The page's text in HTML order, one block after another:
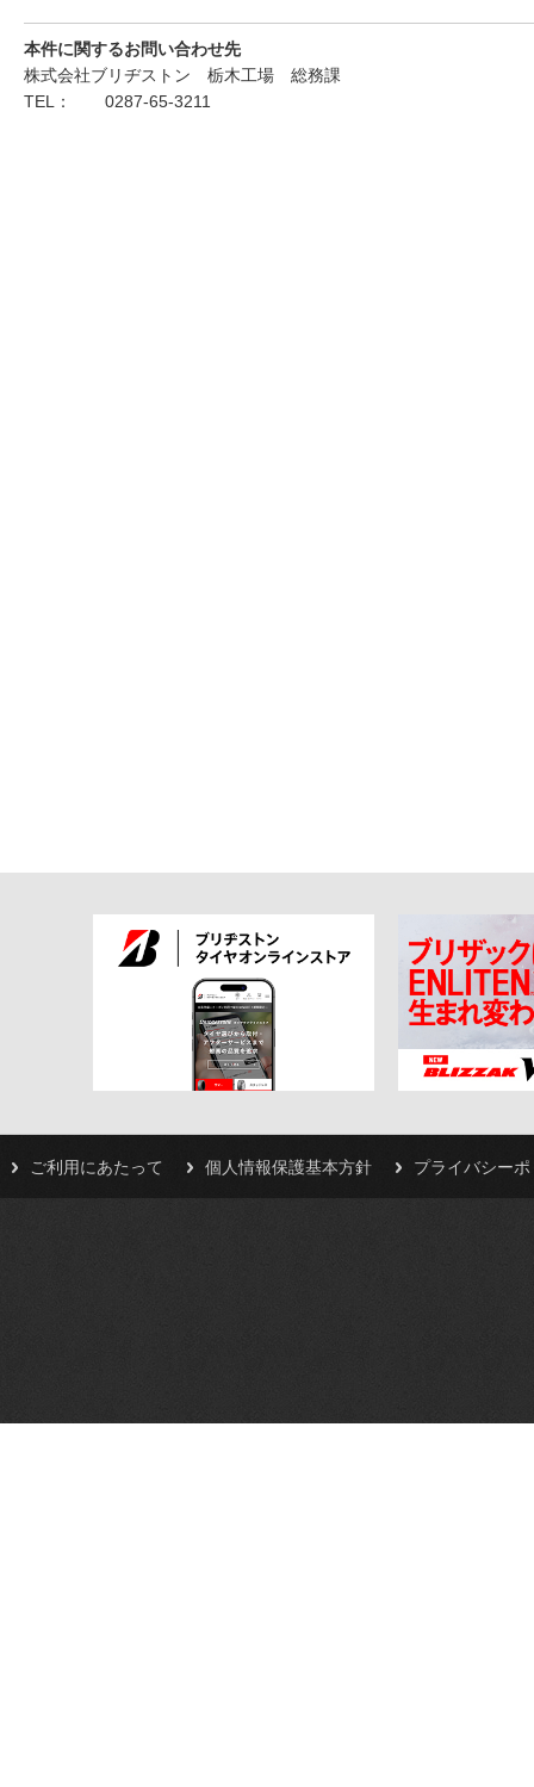
本件に関するお問い合わせ先
株式会社ブリヂストン 栃木工場 総務課
TEL： 0287-65-3211
ご利用にあたって 個人情報保護基本方針 プライバシー